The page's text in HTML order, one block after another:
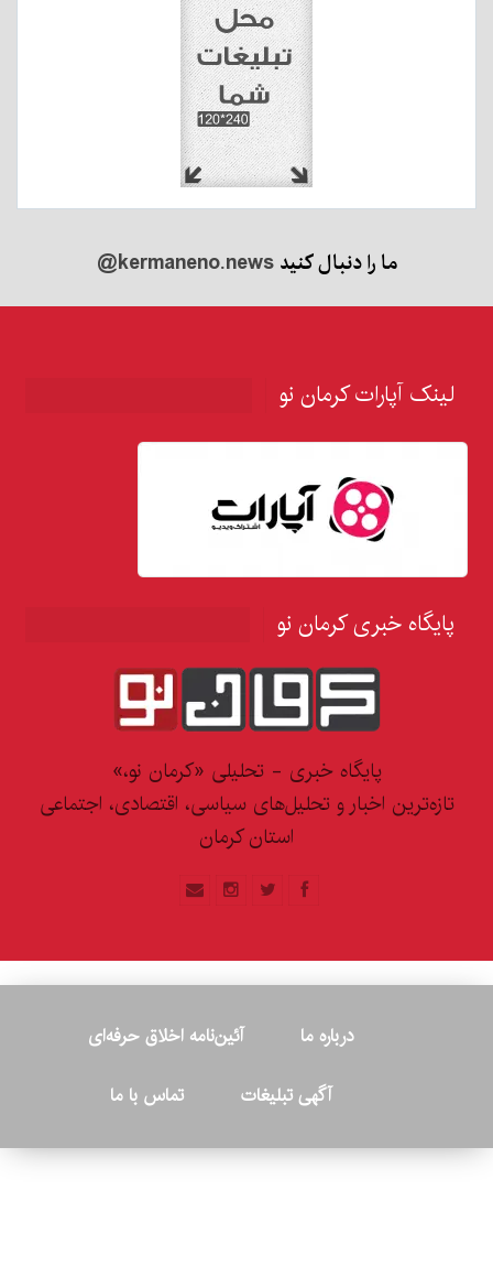
ما را دنبال کنید@kermaneno.news
لینک آپارات کرمان نو
پایگاه خبری کرمان نو
پایگاه خبری - تحلیلی «کرمان نو،»
تازه‌ترین اخبار و تحلیل‌های سیاسی، اقتصادی، اجتماعی
استان کرمان
درباره ما
آئین‌نامه اخلاق حرفه‌ای
آگهی تبلیغات
تماس با ما